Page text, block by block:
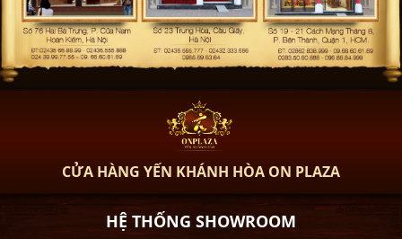
CỬA HÀNG YẾN KHÁNH HÒA ON PLAZA
HỆ THỐNG SHOWROOM